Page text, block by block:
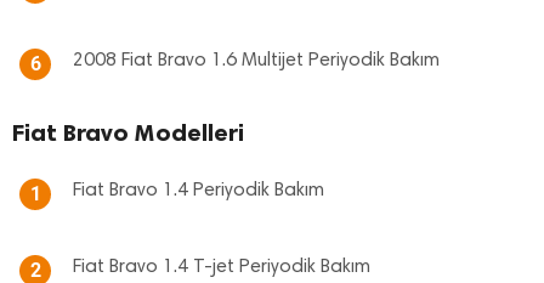
6 2008 Fiat Bravo 1.6 Multijet Periyodik Bakım
Fiat Bravo Modelleri
1 Fiat Bravo 1.4 Periyodik Bakım
2 Fiat Bravo 1.4 T-jet Periyodik Bakım